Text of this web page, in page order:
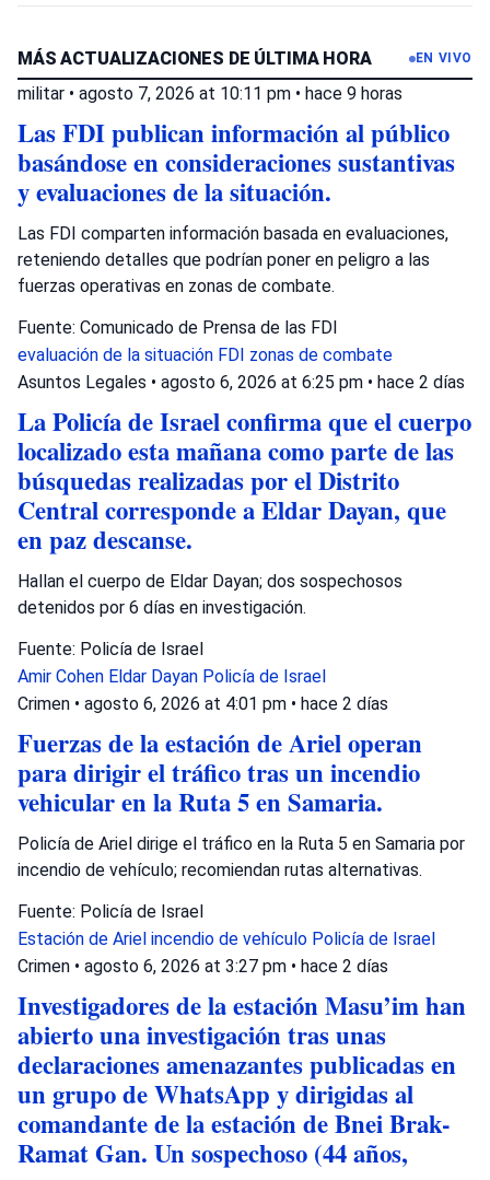
MÁS ACTUALIZACIONES DE ÚLTIMA HORA EN VIVO
militar • agosto 7, 2026 at 10:11 pm • hace 9 horas
Las FDI publican información al público
basándose en consideraciones sustantivas
y evaluaciones de la situación.
Las FDI comparten información basada en evaluaciones,
reteniendo detalles que podrían poner en peligro a las
fuerzas operativas en zonas de combate.
Fuente: Comunicado de Prensa de las FDI
evaluación de la situación FDI zonas de combate
Asuntos Legales • agosto 6, 2026 at 6:25 pm • hace 2 días
La Policía de Israel confirma que el cuerpo
localizado esta mañana como parte de las
búsquedas realizadas por el Distrito
Central corresponde a Eldar Dayan, que
en paz descanse.
Hallan el cuerpo de Eldar Dayan; dos sospechosos
detenidos por 6 días en investigación.
Fuente: Policía de Israel
Amir Cohen Eldar Dayan Policía de Israel
Crimen • agosto 6, 2026 at 4:01 pm • hace 2 días
Fuerzas de la estación de Ariel operan
para dirigir el tráfico tras un incendio
vehicular en la Ruta 5 en Samaria.
Policía de Ariel dirige el tráfico en la Ruta 5 en Samaria por
incendio de vehículo; recomiendan rutas alternativas.
Fuente: Policía de Israel
Estación de Ariel incendio de vehículo Policía de Israel
Crimen • agosto 6, 2026 at 3:27 pm • hace 2 días
Investigadores de la estación Masu’im han
abierto una investigación tras unas
declaraciones amenazantes publicadas en
un grupo de WhatsApp y dirigidas al
comandante de la estación de Bnei Brak-
Ramat Gan. Un sospechoso (44 años,